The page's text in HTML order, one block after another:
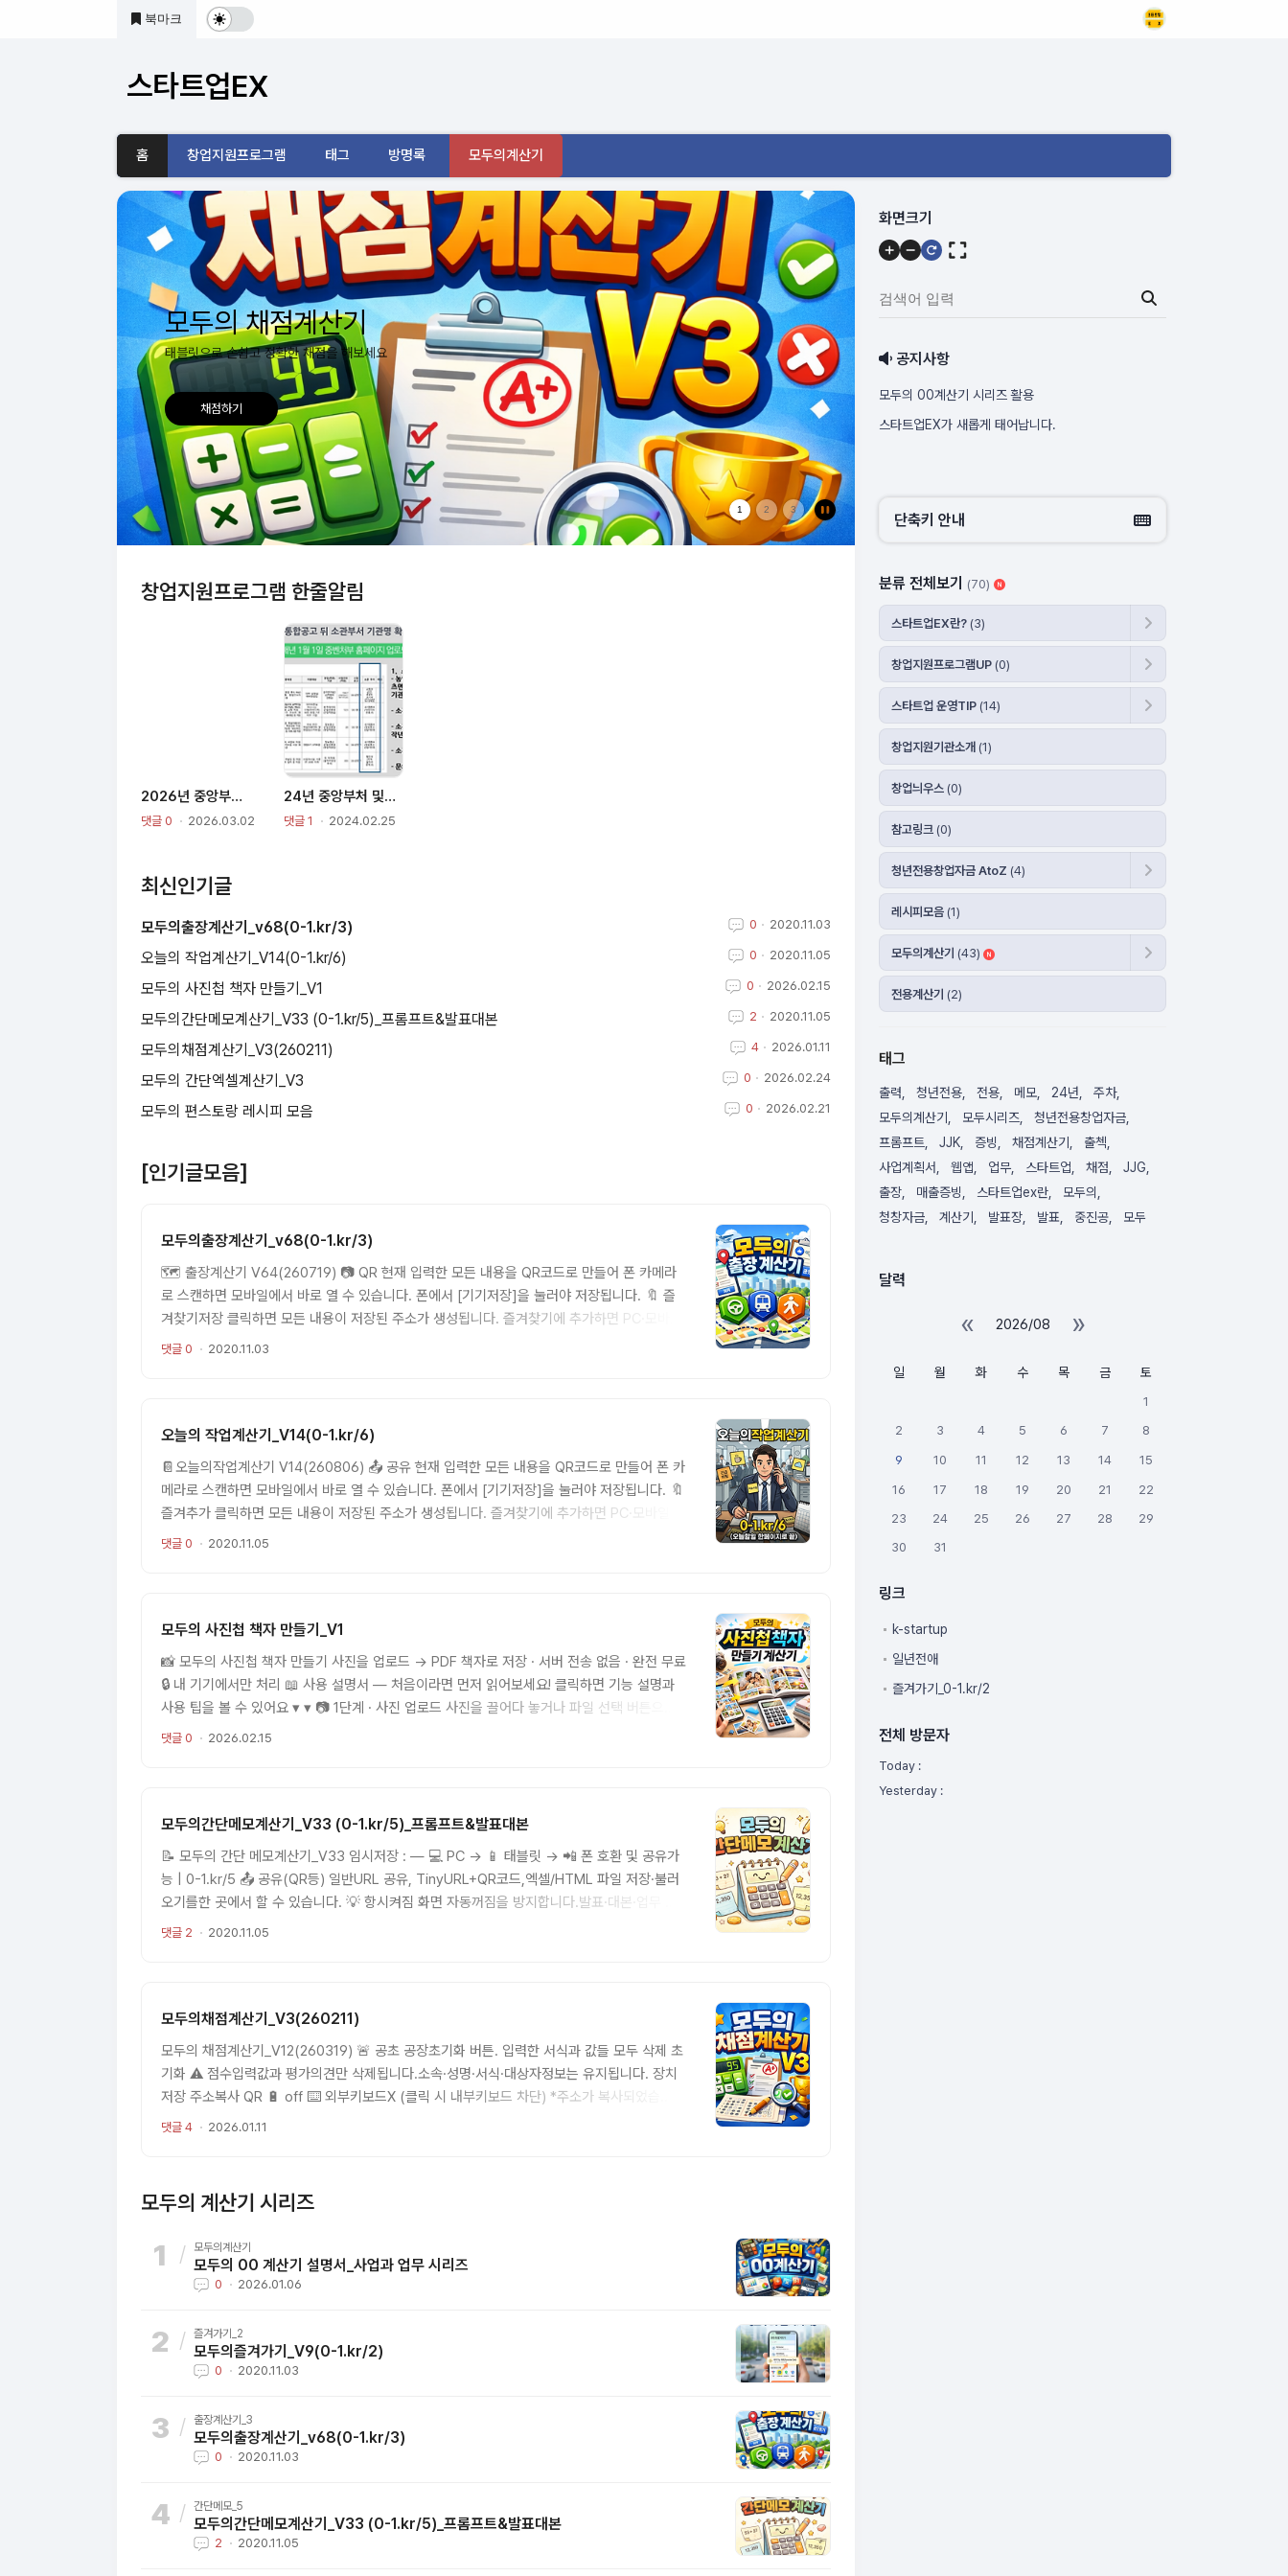
북마크 다
및
기
모
전
환
스타트업EX
홈 창업지원프로그램 태그 방명록 모두의계산기
모두의 출장계산기
0-1.kr/3 으로 출장계획과 마무리까지
어디로 가시나요?
간단메모계산기(프롬프트)
인터넷상 간단메모나 프롬프트 작성시 편해요
1 2 3
창업지원프로그램 한줄알림
2026년 중앙부처 및 지자체 창업지원사업 통합공고
댓글 0 2026.03.02
24년 중앙부처 및 지자체 창업지원사업 통합공고 첨부파일 활용법
댓글 1 2024.02.25
최신인기글
모두의출장계산기_v68(0-1.kr/3) 0 2020.11.03
오늘의 작업계산기_V14(0-1.kr/6) 0 2020.11.05
모두의 사진첩 책자 만들기_V1 0 2026.02.15
모두의간단메모계산기_V33 (0-1.kr/5)_프롬프트&발표대본 2 2020.11.05
모두의채점계산기_V3(260211) 4 2026.01.11
모두의 간단엑셀계산기_V3 0 2026.02.24
모두의 편스토랑 레시피 모음 0 2026.02.21
[인기글모음]
모두의출장계산기_v68(0-1.kr/3)
🗺️ 출장계산기 V64(260719) 📷 QR 현재 입력한 모든 내용을 QR코드로 만들어 폰 카메라
로 스캔하면 모바일에서 바로 열 수 있습니다. 폰에서 [기기저장]을 눌러야 저장됩니다. 🔖 즐
겨찾기저장 클릭하면 모든 내용이 저장된 주소가 생성됩니다. 즐겨찾기에 추가하면 PC·모바일
어디서든 같은 브라우저로 바로 확인 가능합니다. 💬 REPLY 🌑 켜짐 0 / 0 완료 🅿️ 주차 층
댓글 0 2020.11.03
오늘의 작업계산기_V14(0-1.kr/6)
📔오늘의작업계산기 V14(260806) 📤 공유 현재 입력한 모든 내용을 QR코드로 만들어 폰 카
메라로 스캔하면 모바일에서 바로 열 수 있습니다. 폰에서 [기기저장]을 눌러야 저장됩니다. 🔖
즐겨추가 클릭하면 모든 내용이 저장된 주소가 생성됩니다. 즐겨찾기에 추가하면 PC·모바일 어
디서든 같은 브라우저로 바로 확인 가능합니다. 📊 엑셀저장 🌑 켜짐 0 / 0 완료 🅿️ 주차 층수?
댓글 0 2020.11.05
모두의 사진첩 책자 만들기_V1
📸 모두의 사진첩 책자 만들기 사진을 업로드 → PDF 책자로 저장 · 서버 전송 없음 · 완전 무료
🔒 내 기기에서만 처리 📖 사용 설명서 — 처음이라면 먼저 읽어보세요! 클릭하면 기능 설명과
사용 팁을 볼 수 있어요 ▾ ▾ 📷 1단계 · 사진 업로드 사진을 끌어다 놓거나 파일 선택 버튼으로
업로드 JPG, PNG, HEIC, WebP 형식 지원 여러 장 동시 선택 가능 (폰 갤러리에서도 OK) 썸
댓글 0 2026.02.15
모두의간단메모계산기_V33 (0-1.kr/5)_프롬프트&발표대본
📝 모두의 간단 메모계산기_V33 임시저장 : — 💻 PC → 📱 태블릿 → 📲 폰 호환 및 공유가
능 | 0-1.kr/5 📤 공유(QR등) 일반URL 공유, TinyURL+QR코드,엑셀/HTML 파일 저장·불러
오기를한 곳에서 할 수 있습니다. 💡 항시켜짐 화면 자동꺼짐을 방지합니다.발표·대본·업무 중
유용합니다.켜진 상태: 화면이 꺼지지 않습니다. 📖 사용설명서 (클릭하여 펼치기) ▼ 💡 사용
댓글 2 2020.11.05
모두의채점계산기_V3(260211)
모두의 채점계산기_V12(260319) 🚨 공초 공장초기화 버튼. 입력한 서식과 값들 모두 삭제 초
기화 ⚠️ 점수입력값과 평가의견만 삭제됩니다.소속·성명·서식·대상자정보는 유지됩니다. 장치
저장 주소복사 QR 🔋 off ⌨️ 외부키보드X (클릭 시 내부키보드 차단) *주소가 복사되었습..
댓글 4 2026.01.11
모두의 계산기 시리즈
모두의계산기
모두의 00 계산기 설명서_사업과 업무 시리즈
0 2026.01.06
즐겨가기_2
모두의즐겨가기_V9(0-1.kr/2)
0 2020.11.03
출장계산기_3
모두의출장계산기_v68(0-1.kr/3)
0 2020.11.03
간단메모_5
모두의간단메모계산기_V33 (0-1.kr/5)_프롬프트&발표대본
2 2020.11.05
메
뉴
내
화면크기
검
색
입
력:
공지사항
모두의 00계산기 시리즈 활용
스타트업EX가 새롭게 태어납니다.
단축키 안내
분류 전체보기 (70)
스타트업EX란? (3)
창업지원프로그램UP (0)
스타트업 운영TIP (14)
창업지원기관소개 (1)
창업늬우스 (0)
참고링크 (0)
청년전용창업자금 AtoZ (4)
레시피모음 (1)
모두의계산기 (43)
전용계산기 (2)
태그
출력 청년전용 전용 메모 24년
주차
모두의계산기
모두시리즈
청년전용창업자금
프롬프트
JJK 증빙 채점계산기
출첵
사업계획서
웹앱 업무 스타트업 채점
JJG
출장
매출증빙 스타트업ex란
모두의
청창자금
계산기 발표장 발표 중진공 모두
달력
« 2026/08 »
일 월 화 수 목 금 토
1
2
3 4 5 6 7 8
9 10 11 12 13 14 15
16 17 18 19 20 21
22
23
24 25 26 27 28
29
30
31
링크
k-startup
일년전애
즐겨가기_0-1.kr/2
전체 방문자
Today :
Yesterday :